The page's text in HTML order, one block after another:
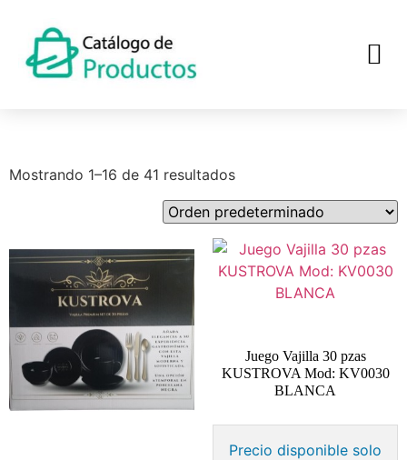
Mostrando 1–16 de 41 resultados
Juego Vajilla 30 pzas
KUSTROVA Mod: KV0030
BLANCA
Precio disponible solo